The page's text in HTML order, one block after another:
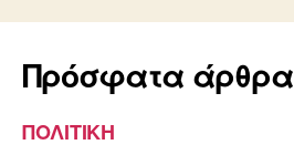
Πρόσφατα άρθρα
ΠΟΛΙΤΙΚΗ